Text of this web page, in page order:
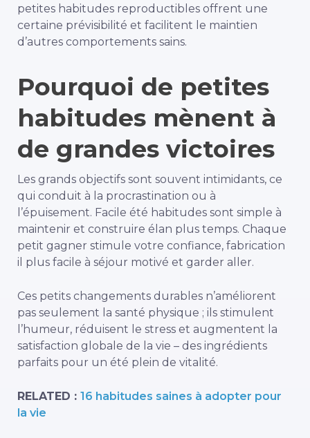
petites habitudes reproductibles offrent une
certaine prévisibilité et facilitent le maintien
d’autres comportements sains.
Pourquoi de petites
habitudes mènent à
de grandes victoires
Les grands objectifs sont souvent intimidants, ce
qui conduit à la procrastination ou à
l’épuisement. Facile été habitudes sont simple à
maintenir et construire élan plus temps. Chaque
petit gagner stimule votre confiance, fabrication
il plus facile à séjour motivé et garder aller.
Ces petits changements durables n’améliorent
pas seulement la santé physique ; ils stimulent
l’humeur, réduisent le stress et augmentent la
satisfaction globale de la vie – des ingrédients
parfaits pour un été plein de vitalité.
RELATED : 16 habitudes saines à adopter pour
la vie